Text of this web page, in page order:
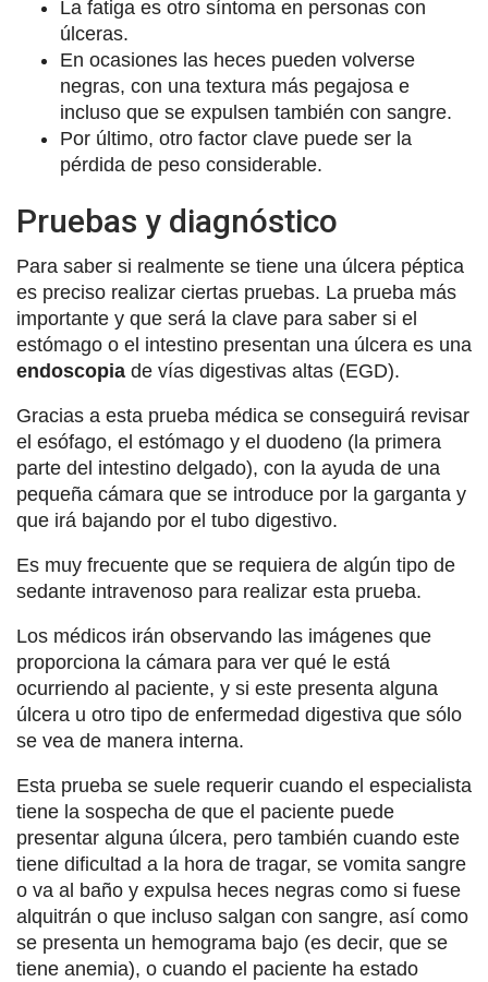
La fatiga es otro síntoma en personas con
úlceras.
En ocasiones las heces pueden volverse
negras, con una textura más pegajosa e
incluso que se expulsen también con sangre.
Por último, otro factor clave puede ser la
pérdida de peso considerable.
Pruebas y diagnóstico
Para saber si realmente se tiene una úlcera péptica
es preciso realizar ciertas pruebas. La prueba más
importante y que será la clave para saber si el
estómago o el intestino presentan una úlcera es una
endoscopia de vías digestivas altas (EGD).
Gracias a esta prueba médica se conseguirá revisar
el esófago, el estómago y el duodeno (la primera
parte del intestino delgado), con la ayuda de una
pequeña cámara que se introduce por la garganta y
que irá bajando por el tubo digestivo.
Es muy frecuente que se requiera de algún tipo de
sedante intravenoso para realizar esta prueba.
Los médicos irán observando las imágenes que
proporciona la cámara para ver qué le está
ocurriendo al paciente, y si este presenta alguna
úlcera u otro tipo de enfermedad digestiva que sólo
se vea de manera interna.
Esta prueba se suele requerir cuando el especialista
tiene la sospecha de que el paciente puede
presentar alguna úlcera, pero también cuando este
tiene dificultad a la hora de tragar, se vomita sangre
o va al baño y expulsa heces negras como si fuese
alquitrán o que incluso salgan con sangre, así como
se presenta un hemograma bajo (es decir, que se
tiene anemia), o cuando el paciente ha estado